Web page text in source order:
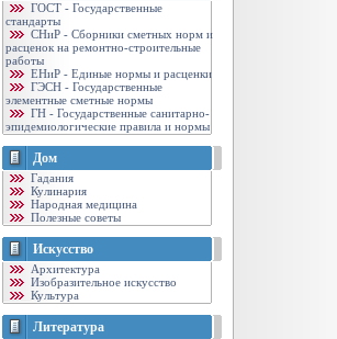
ГОСТ - Государственные
стандарты
CНиР - Сборники сметных норм и
расценок на ремонтно-строительные
работы
ЕНиР - Единые нормы и расценки
ГЭСН - Государственные
элементные сметные нормы
ГН - Государственные санитарно-
эпидемиологические правила и нормы
Дом
Гадания
Кулинария
Народная медицина
Полезные советы
Искусство
Архитектура
Изобразительное искусство
Культура
Литература